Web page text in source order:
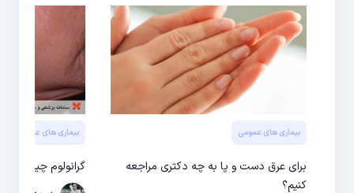
بیماری های عمومی
برای عرق دست و پا به چه دکتری مراجعه
کنیم؟
بیماری های عمومی
گرانولوم چیست /